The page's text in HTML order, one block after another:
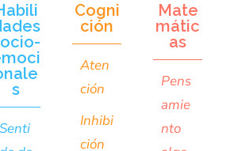
s
Senti
Cogni
ción
Aten
ción
Inhibi
ción
Mate
mátic
as
Pens
amie
nto